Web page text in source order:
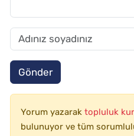
Gönder
Yorum yazarak topluluk
bulunuyor ve tüm